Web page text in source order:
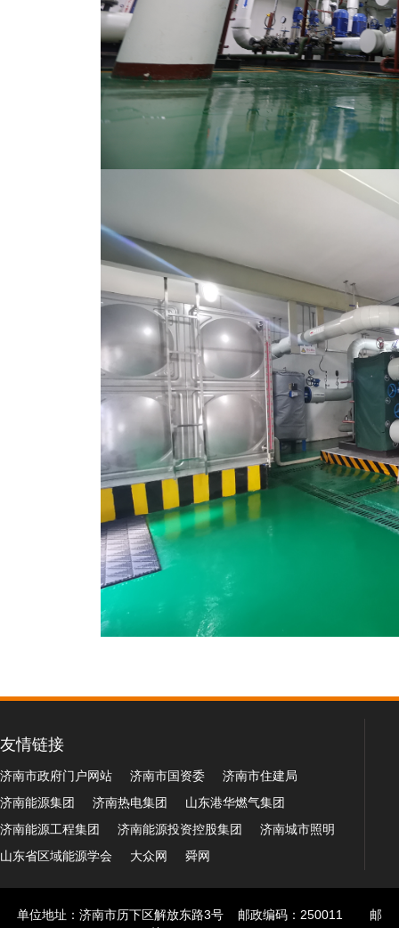
友情链接
济南市政府门户网站 济南市国资委
济南市住建局
济南能源集团
济南热电集团
山东港华燃气集团
济南能源工程集团
济南能源投资控股集团
济南城市照明
山东省区域能源学会
大众网 舜网
单位地址：济南市历下区解放东路3号 邮政编码：250011 邮